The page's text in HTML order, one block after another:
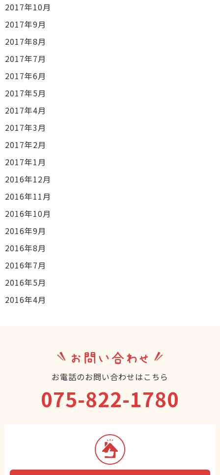
2017年10月
2017年9月
2017年8月
2017年7月
2017年6月
2017年5月
2017年4月
2017年3月
2017年2月
2017年1月
2016年12月
2016年11月
2016年10月
2016年9月
2016年8月
2016年7月
2016年5月
2016年4月
お問い合わせ
お電話のお問い合わせはこちら
075-822-1780